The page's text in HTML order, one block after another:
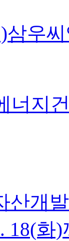
삼우
너지
산개
18(화